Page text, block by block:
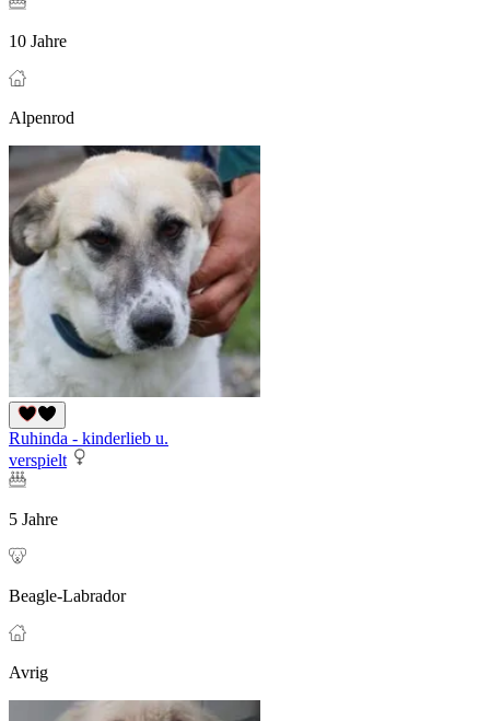
10 Jahre
Alpenrod
Ruhinda - kinderlieb u.
verspielt
5 Jahre
Beagle-Labrador
Avrig